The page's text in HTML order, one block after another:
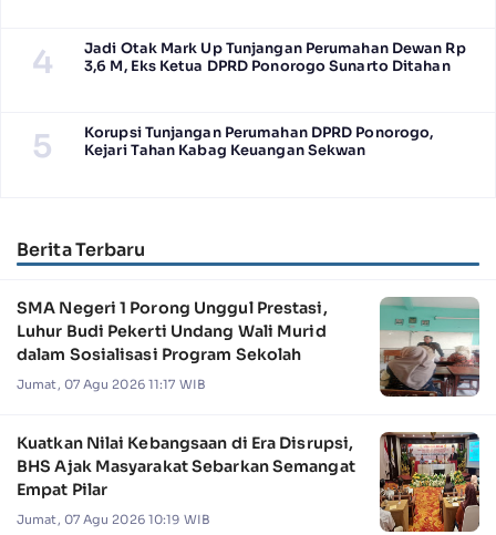
4
Jadi Otak Mark Up Tunjangan Perumahan Dewan Rp
3,6 M, Eks Ketua DPRD Ponorogo Sunarto Ditahan
5
Korupsi Tunjangan Perumahan DPRD Ponorogo,
Kejari Tahan Kabag Keuangan Sekwan
Berita Terbaru
SMA Negeri 1 Porong Unggul Prestasi,
Luhur Budi Pekerti Undang Wali Murid
dalam Sosialisasi Program Sekolah
Jumat, 07 Agu 2026 11:17 WIB
Kuatkan Nilai Kebangsaan di Era Disrupsi,
BHS Ajak Masyarakat Sebarkan Semangat
Empat Pilar
Jumat, 07 Agu 2026 10:19 WIB